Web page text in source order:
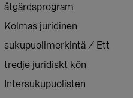
åtgärdsprogram
Kolmas juridinen
sukupuolimerkintä / Ett
tredje juridiskt kön
Intersukupuolisten